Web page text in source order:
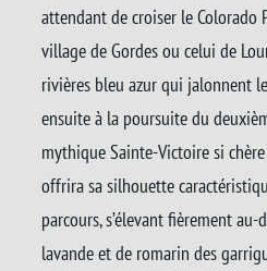
attendant de croiser le Colorado
village de Gordes ou celui de
rivières bleu azur qui jalonnent
ensuite à la poursuite du
mythique Sainte-Victoire si chère
offrira sa silhouette
parcours, s’élevant fièrement au-
lavande et de romarin des